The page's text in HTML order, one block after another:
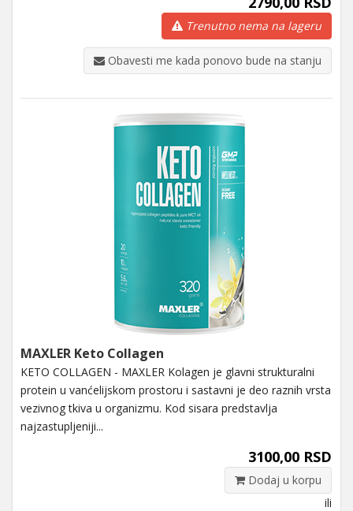
Trenutno nema na lageru
Obavesti me kada ponovo bude na stanju
MAXLER Keto Collagen
KETO COLLAGEN - MAXLER Kolagen je glavni strukturalni
protein u vanćelijskom prostoru i sastavni je deo raznih vrsta
vezivnog tkiva u organizmu. Kod sisara predstavlja
najzastupljeniji...
3100,00 RSD
Dodaj u korpu
ili